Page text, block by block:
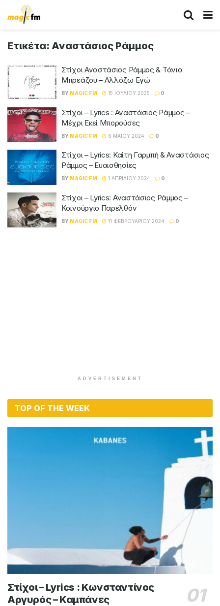
Ετικέτα: Αναστάσιος Ράμμος
Στίχοι Αναστάσιος Ράμμος & Τάνια
Μπρεάζου – Αλλάζω Εγώ
BY MAGIC FM 15 ΙΟΥΛΊΟΥ 2025 0
Στίχοι – Lyrics : Αναστάσιος Ράμμος –
Μέχρι Εκεί Μπορούσες
BY MAGIC FM 6 ΜΑΪ́ΟΥ 2024 0
Στίχοι – Lyrics: Καίτη Γαρμπή & Αναστάσιος
Ράμμος – Ευαισθησίες
BY MAGIC FM 1 ΑΠΡΙΛΊΟΥ 2024 0
Στίχοι – Lyrics: Αναστάσιος Ράμμος –
Καινούργιο Παρελθόν
BY MAGIC FM 11 ΦΕΒΡΟΥΑΡΊΟΥ 2024 0
ADVERTISEMENT
TOP OF THE WEEK
Στίχοι – Lyrics : Κωνσταντίνος
Αργυρός – Καμπάνες